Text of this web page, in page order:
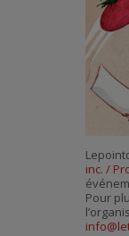
inc. /
Pour